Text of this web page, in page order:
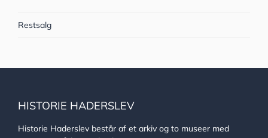
Restsalg
HISTORIE HADERSLEV
Historie Haderslev består af et arkiv og to museer med